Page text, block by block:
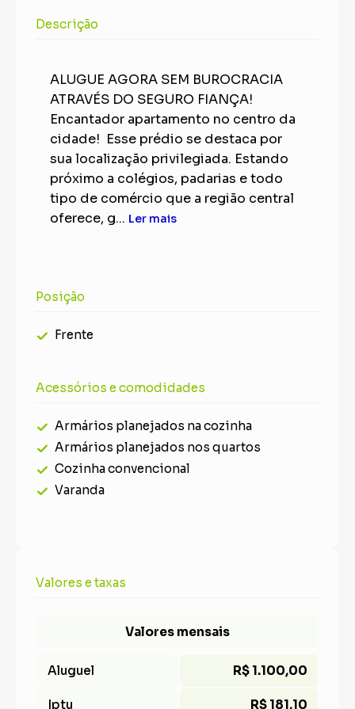
Descrição
ALUGUE AGORA SEM BUROCRACIA
ATRAVÉS DO SEGURO FIANÇA!
Encantador apartamento no centro da
cidade! Esse prédio se destaca por
sua localização privilegiada. Estando
próximo a colégios, padarias e todo
tipo de comércio que a região central
oferece, g... Ler mais
Posição
Frente
Acessórios e comodidades
Armários planejados na cozinha
Armários planejados nos quartos
Cozinha convencional
Varanda
Valores e taxas
Valores mensais
Aluguel R$ 1.100,00
Iptu R$ 181,10